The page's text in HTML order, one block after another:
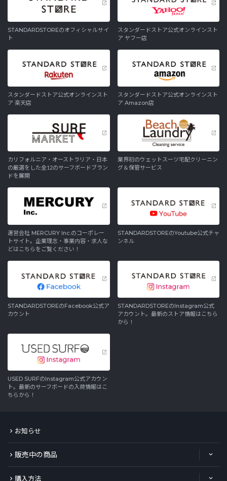
STANDARDSTOREのオフィシャルサイ
ト
スタンダードストア公式オンラインスト
ア ヤフー店
スタンダードストア公式オンラインスト
ア 楽天店
スタンダードストア公式オンラインスト
ア Amazon店
カリフォルニア・オーストラリア・日本
の厳選をした全12のサーフボードブラン
ドを展開
業界初のウェットスーツ宅配クリーニン
グ＆保管サービス
運営会社 MERCURY Inc.のコーポレー
トサイト。企業理念・事業内容・求人な
どはこちらをご覧ください！
STANDARDSTOREのYoutube公式チャ
ンネル
STANDARDSTOREのFacebook公式ア
カウント
STANDARDSTOREのInstagram公式
アカウント。最新のストア情報はこちら
から！
USED SURFのInstagram公式アカウン
ト。最新のサーフボードの入荷情報はこ
ちらから！
お知らせ
販売中の商品
購入方法